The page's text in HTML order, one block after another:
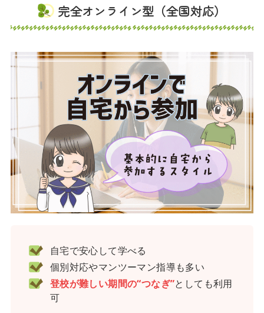
完全オンライン型（全国対応）
自宅で安心して学べる
個別対応やマンツーマン指導も多い
登校が難しい期間の“つなぎ”としても利用
可